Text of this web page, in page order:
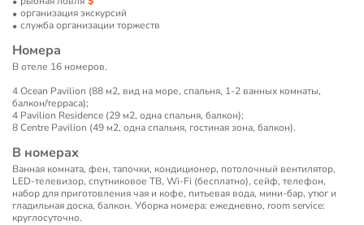
организация экскурсий
служба организации торжеств
Номера
В отеле 16 номеров.
4 Ocean Pavilion (88 м2, вид на море, спальня, 1-2 ванных комнаты,
балкон/терраса);
4 Pavilion Residence (29 м2, одна спальня, балкон);
8 Centre Pavilion (49 м2, одна спальня, гостиная зона, балкон).
В номерах
Ванная комната, фен, тапочки, кондиционер, потолочный вентилятор,
LED-телевизор, спутниковое ТВ, Wi-Fi (бесплатно), сейф, телефон,
набор для приготовления чая и кофе, питьевая вода, мини-бар, утюг и
гладильная доска, балкон. Уборка номера: ежедневно, room service:
круглосуточно.